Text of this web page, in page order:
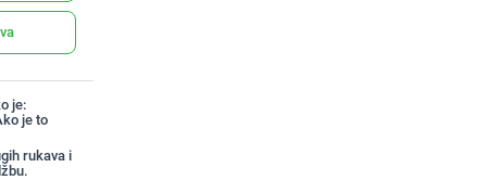
je:
je to
rukava i